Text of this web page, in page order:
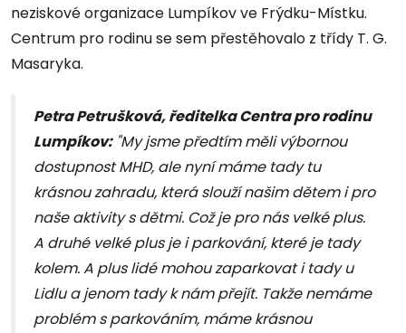
neziskové organizace Lumpíkov ve Frýdku-Místku.
Centrum pro rodinu se sem přestěhovalo z třídy T. G.
Masaryka.
Petra Petrušková, ředitelka Centra pro rodinu
Lumpíkov:"My jsme předtím měli výbornou
dostupnost MHD, ale nyní máme tady tu
krásnou zahradu, která slouží našim dětem i pro
naše aktivity s dětmi. Což je pro nás velké plus.
A druhé velké plus je i parkování, které je tady
kolem. A plus lidé mohou zaparkovat i tady u
Lidlu a jenom tady k nám přejít. Takže nemáme
problém s parkováním, máme krásnou